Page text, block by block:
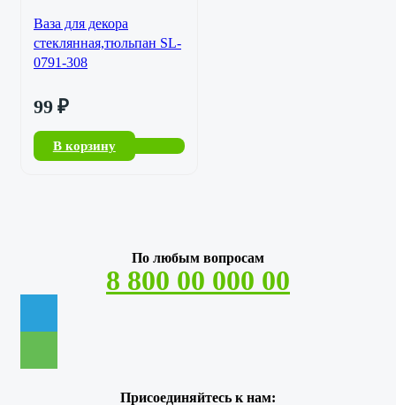
Ваза для декора
стеклянная,тюльпан SL-
0791-308
99 ₽
В корзину
По любым вопросам
8 800 00 000 00
Присоединяйтесь к нам: